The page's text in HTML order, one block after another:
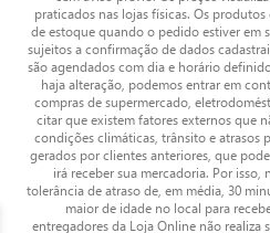
praticados nas lojas físicas. Os
de estoque quando o pedido estiver em
sujeitos a confirmação de dados
são agendados com dia e horário
haja alteração, podemos entrar em
compras de supermercado,
citar que existem fatores externos que
condições climáticas, trânsito e atrasos
gerados por clientes anteriores, que
irá receber sua mercadoria. Por
tolerância de atraso de, em média, 30
maior de idade no local para
entregadores da Loja Online não realiza